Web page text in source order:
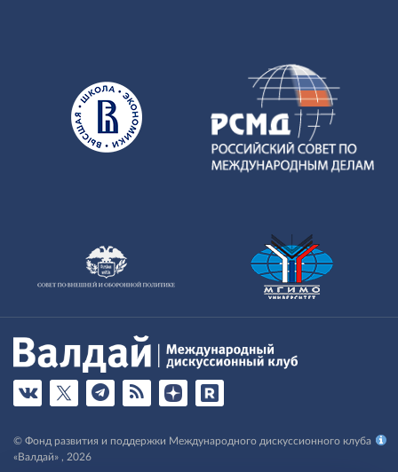
© Фонд развития и поддержки Международного дискуссионного клуба
«Валдай» , 2026